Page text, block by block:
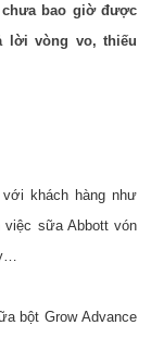
bao giờ được
lời vòng vo, thiếu
khách hàng như
việc sữa Abbott vón
bột Grow Advance